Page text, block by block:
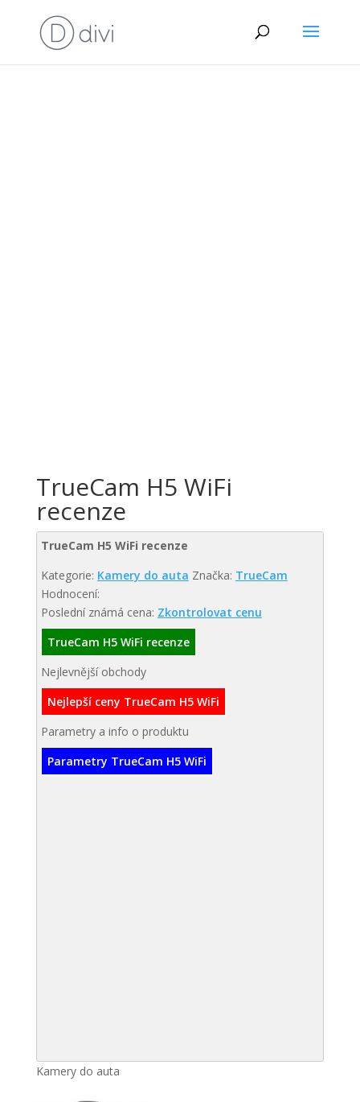
TrueCam H5 WiFi
recenze
TrueCam H5 WiFi recenze
Kategorie: Kamery do auta Značka: TrueCam
Hodnocení:
Poslední známá cena: Zkontrolovat cenu
TrueCam H5 WiFi recenze
Nejlevnější obchody
Nejlepší ceny TrueCam H5 WiFi
Parametry a info o produktu
Parametry TrueCam H5 WiFi
Kamery do auta